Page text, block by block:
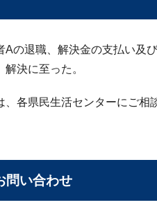
の退職、解決金の支払い及
決に至った。
各県民生活センターにご相
問い合わせ